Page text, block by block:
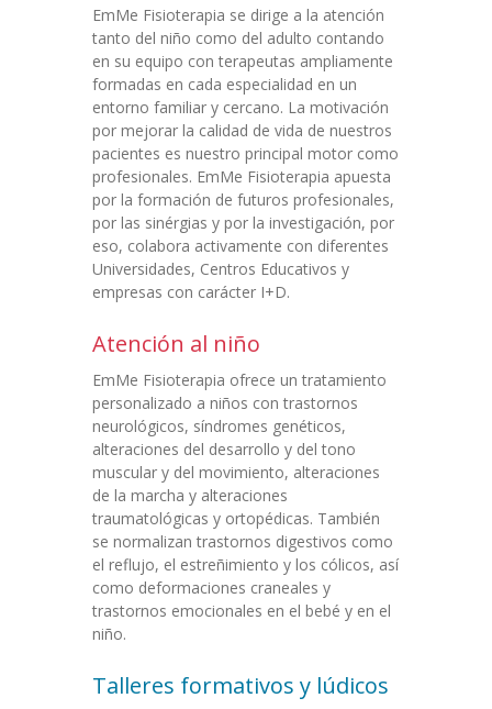
Contacto
EmMe Fisioterapia se dirige a la atención
tanto del niño como del adulto contando
en su equipo con terapeutas ampliamente
formadas en cada especialidad en un
entorno familiar y cercano. La motivación
por mejorar la calidad de vida de nuestros
pacientes es nuestro principal motor como
profesionales. EmMe Fisioterapia apuesta
por la formación de futuros profesionales,
por las sinérgias y por la investigación, por
eso, colabora activamente con diferentes
Universidades, Centros Educativos y
empresas con carácter I+D.
Atención al niño
EmMe Fisioterapia ofrece un tratamiento
personalizado a niños con trastornos
neurológicos, síndromes genéticos,
alteraciones del desarrollo y del tono
muscular y del movimiento, alteraciones
de la marcha y alteraciones
traumatológicas y ortopédicas. También
se normalizan trastornos digestivos como
el reflujo, el estreñimiento y los cólicos, así
como deformaciones craneales y
trastornos emocionales en el bebé y en el
niño.
Talleres formativos y lúdicos